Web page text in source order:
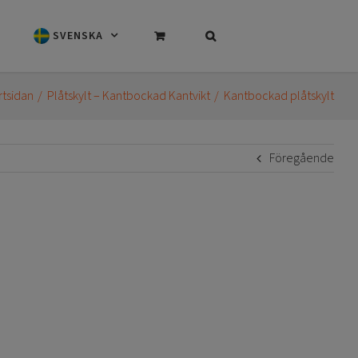
SVENSKA
Plåtskylt – Kantbockad Kantvikt Kantbockad plåtskylt
Föregående